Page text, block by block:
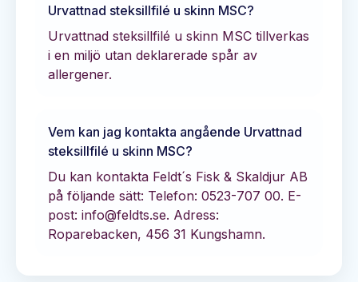
Urvattnad steksillfilé u skinn MSC?
Urvattnad steksillfilé u skinn MSC tillverkas
i en miljö utan deklarerade spår av
allergener.
Vem kan jag kontakta angående Urvattnad
steksillfilé u skinn MSC?
Du kan kontakta Feldt´s Fisk & Skaldjur AB
på följande sätt: Telefon: 0523-707 00. E-
post: info@feldts.se. Adress:
Roparebacken, 456 31 Kungshamn.